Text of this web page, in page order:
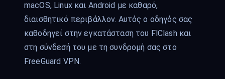
macOS, Linux και Android με καθαρό,
διαισθητικό περιβάλλον. Αυτός ο οδηγός σας
καθοδηγεί στην εγκατάσταση του FlClash και
στη σύνδεσή του με τη συνδρομή σας στο
FreeGuard VPN.